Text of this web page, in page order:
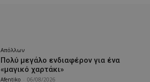
Απόλλων
Πολύ μεγάλο ενδιαφέρον για ένα
«μαγικό χαρτάκι»
Afentiko 06/08/2026